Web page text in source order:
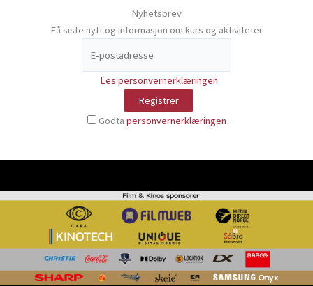
Nyhetsbrev
Få siste nytt og informasjon om kurs og aktiviteter
Les personvernerklæringen
Godta personvernerklæringen